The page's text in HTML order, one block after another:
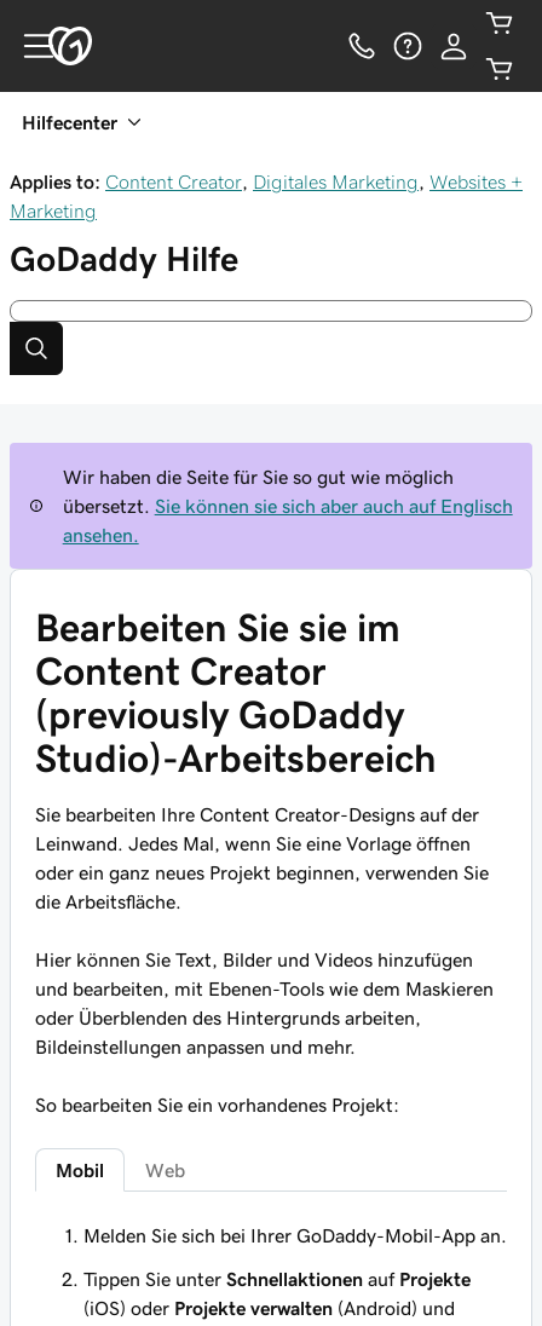
Hilfecenter
Applies to: Content Creator Digitales Marketing
Websites +
Marketing
GoDaddy Hilfe
Wir haben die Seite für Sie so gut wie möglich
übersetzt.
Sie können sie sich aber auch auf Englisch
ansehen.
Bearbeiten Sie sie im
Content Creator
(previously GoDaddy
Studio)-Arbeitsbereich
Sie bearbeiten Ihre Content Creator-Designs auf der
Leinwand. Jedes Mal, wenn Sie eine Vorlage öffnen
oder ein ganz neues Projekt beginnen, verwenden Sie
die Arbeitsfläche.
Hier können Sie Text, Bilder und Videos hinzufügen
und bearbeiten, mit Ebenen-Tools wie dem Maskieren
oder Überblenden des Hintergrunds arbeiten,
Bildeinstellungen anpassen und mehr.
So bearbeiten Sie ein vorhandenes Projekt:
Mobil Web
Melden Sie sich bei Ihrer GoDaddy-Mobil-App an.
Tippen Sie unter Schnellaktionen auf Projekte
(iOS) oder Projekte verwalten (Android) und